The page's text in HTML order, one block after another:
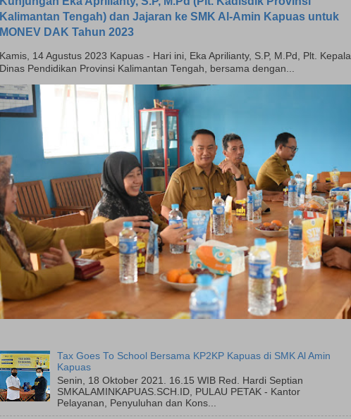
Kalimantan Tengah) dan Jajaran ke SMK Al-Amin Kapuas untuk
MONEV DAK Tahun 2023
Kamis, 14 Agustus 2023 Kapuas - Hari ini, Eka Aprilianty, S.P, M.Pd, Plt. Kepala
Dinas Pendidikan Provinsi Kalimantan Tengah, bersama dengan...
Tax Goes To School Bersama KP2KP Kapuas di SMK Al Amin
Kapuas
Senin, 18 Oktober 2021. 16.15 WIB Red. Hardi Septian
SMKALAMINKAPUAS.SCH.ID, PULAU PETAK - Kantor
Pelayanan, Penyuluhan dan Kons...